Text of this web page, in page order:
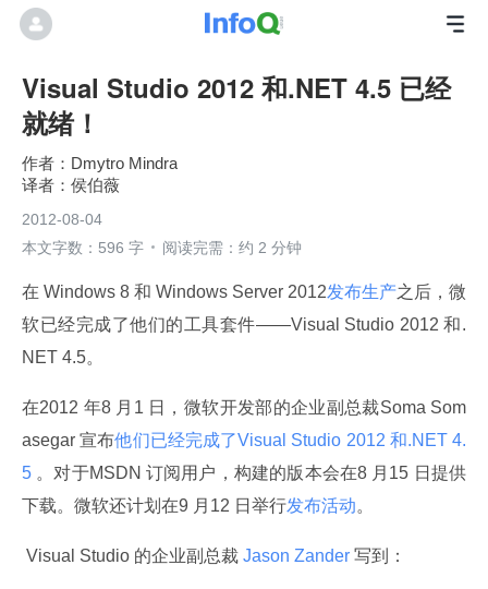
Visual Studio 2012 和.NET 4.5 已经
就绪！
Dmytro Mindra
侯伯薇
2012-08-04
本文字数：596 字
阅读完需：约 2 分钟
在 Windows 8 和 Windows Server 2012发布生产之后，微
软已经完成了他们的工具套件——Visual Studio 2012 和.
NET 4.5。
在2012 年8 月1 日，微软开发部的企业副总裁Soma Som
asegar 宣布他们已经完成了Visual Studio 2012 和.NET 4.
5 。对于MSDN 订阅用户，构建的版本会在8 月15 日提供
下载。微软还计划在9 月12 日举行发布活动。
Visual Studio 的企业副总裁 Jason Zander 写到：